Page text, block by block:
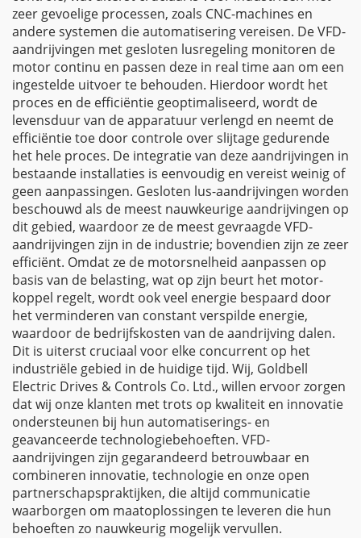
zeer gevoelige processen, zoals CNC-machines en
andere systemen die automatisering vereisen. De VFD-
aandrijvingen met gesloten lusregeling monitoren de
motor continu en passen deze in real time aan om een
ingestelde uitvoer te behouden. Hierdoor wordt het
proces en de efficiëntie geoptimaliseerd, wordt de
levensduur van de apparatuur verlengd en neemt de
efficiëntie toe door controle over slijtage gedurende
het hele proces. De integratie van deze aandrijvingen in
bestaande installaties is eenvoudig en vereist weinig of
geen aanpassingen. Gesloten lus-aandrijvingen worden
beschouwd als de meest nauwkeurige aandrijvingen op
dit gebied, waardoor ze de meest gevraagde VFD-
aandrijvingen zijn in de industrie; bovendien zijn ze zeer
efficiënt. Omdat ze de motorsnelheid aanpassen op
basis van de belasting, wat op zijn beurt het motor-
koppel regelt, wordt ook veel energie bespaard door
het verminderen van constant verspilde energie,
waardoor de bedrijfskosten van de aandrijving dalen.
Dit is uiterst cruciaal voor elke concurrent op het
industriële gebied in de huidige tijd. Wij, Goldbell
Electric Drives & Controls Co. Ltd., willen ervoor zorgen
dat wij onze klanten met trots op kwaliteit en innovatie
ondersteunen bij hun automatiserings- en
geavanceerde technologiebehoeften. VFD-
aandrijvingen zijn gegarandeerd betrouwbaar en
combineren innovatie, technologie en onze open
partnerschapspraktijken, die altijd communicatie
waarborgen om maatoplossingen te leveren die hun
behoeften zo nauwkeurig mogelijk vervullen.